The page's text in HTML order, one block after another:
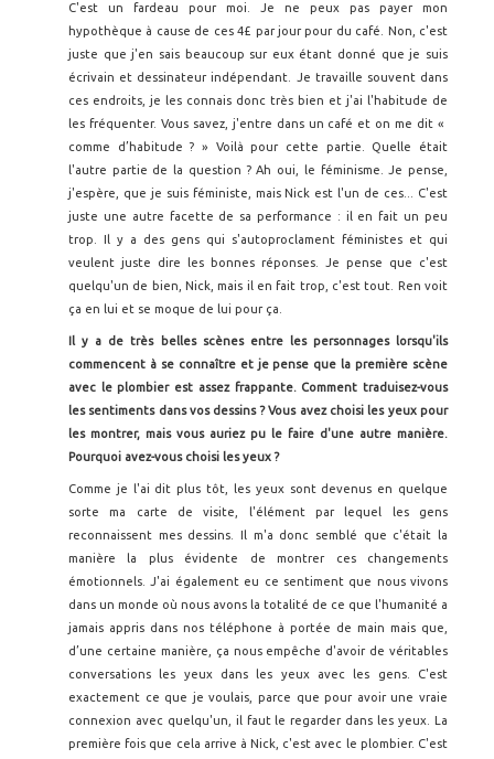
C'est un fardeau pour moi. Je ne peux pas payer mon
hypothèque à cause de ces 4£ par jour pour du café. Non, c'est
juste que j'en sais beaucoup sur eux étant donné que je suis
écrivain et dessinateur indépendant. Je travaille souvent dans
ces endroits, je les connais donc très bien et j'ai l'habitude de
les fréquenter. Vous savez, j'entre dans un café et on me dit «
comme d’habitude ? » Voilà pour cette partie. Quelle était
l'autre partie de la question ? Ah oui, le féminisme. Je pense,
j'espère, que je suis féministe, mais Nick est l'un de ces... C'est
juste une autre facette de sa performance : il en fait un peu
trop. Il y a des gens qui s'autoproclament féministes et qui
veulent juste dire les bonnes réponses. Je pense que c'est
quelqu'un de bien, Nick, mais il en fait trop, c'est tout. Ren voit
ça en lui et se moque de lui pour ça.
Il y a de très belles scènes entre les personnages lorsqu'ils
commencent à se connaître et je pense que la première scène
avec le plombier est assez frappante. Comment traduisez-vous
les sentiments dans vos dessins ? Vous avez choisi les yeux pour
les montrer, mais vous auriez pu le faire d'une autre manière.
Pourquoi avez-vous choisi les yeux ?
Comme je l'ai dit plus tôt, les yeux sont devenus en quelque
sorte ma carte de visite, l'élément par lequel les gens
reconnaissent mes dessins. Il m'a donc semblé que c'était la
manière la plus évidente de montrer ces changements
émotionnels. J'ai également eu ce sentiment que nous vivons
dans un monde où nous avons la totalité de ce que l'humanité a
jamais appris dans nos téléphone à portée de main mais que,
d’une certaine manière, ça nous empêche d'avoir de véritables
conversations les yeux dans les yeux avec les gens. C'est
exactement ce que je voulais, parce que pour avoir une vraie
connexion avec quelqu'un, il faut le regarder dans les yeux. La
première fois que cela arrive à Nick, c'est avec le plombier. C'est